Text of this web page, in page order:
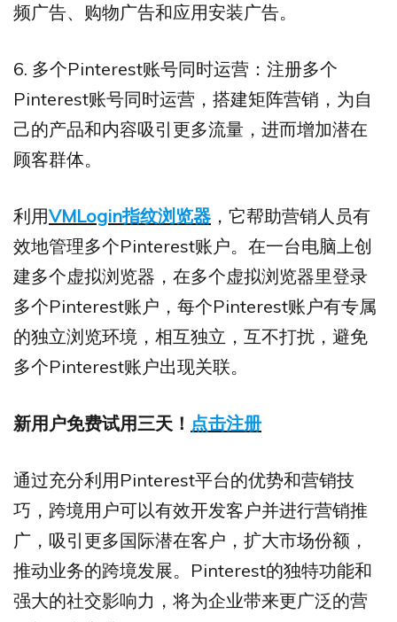
频广告、购物广告和应用安装广告。
6. 多个Pinterest账号同时运营：注册多个
Pinterest账号同时运营，搭建矩阵营销，为自
己的产品和内容吸引更多流量，进而增加潜在
顾客群体。
利用VMLogin指纹浏览器 ，它帮助营销人员有
效地管理多个Pinterest账户。在一台电脑上创
建多个虚拟浏览器，在多个虚拟浏览器里登录
多个Pinterest账户，每个Pinterest账户有专属
的独立浏览环境，相互独立，互不打扰，避免
多个Pinterest账户出现关联。
新用户免费试用三天！ 点击注册
通过充分利用Pinterest平台的优势和营销技
巧，跨境用户可以有效开发客户并进行营销推
广，吸引更多国际潜在客户，扩大市场份额，
推动业务的跨境发展。Pinterest的独特功能和
强大的社交影响力，将为企业带来更广泛的营